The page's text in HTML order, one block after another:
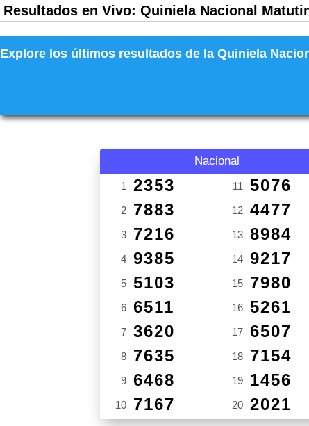
Resultados en Vivo: Quiniela Nacional
Explore los últimos resultados de la Quiniela
Nacional
1 2353
2 7883
3 7216
4 9385
5 5103
6 6511
7 3620
8 7635
9 6468
10 7167
11 5076
12 4477
13 8984
14 9217
15 7980
16 5261
17 6507
18 7154
19 1456
20 2021